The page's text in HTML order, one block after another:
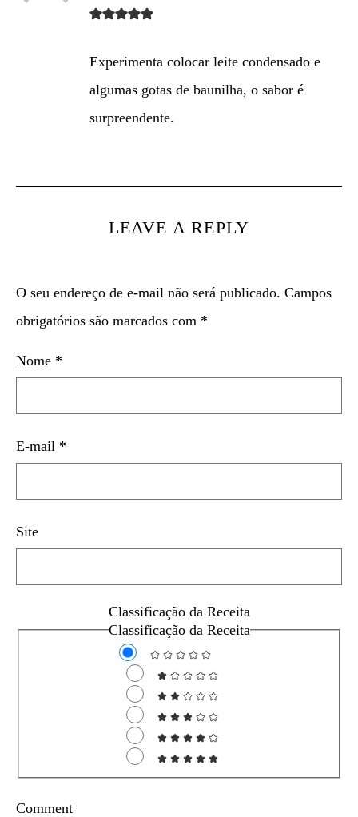
Experimenta colocar leite condensado e
algumas gotas de baunilha, o sabor é
surpreendente.
LEAVE A REPLY
O seu endereço de e-mail não será publicado. Campos
obrigatórios são marcados com *
Nome *
E-mail *
Site
Classificação da Receita
Classificação da Receita
Comment